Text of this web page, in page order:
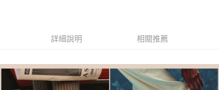
※ 交易是否成功請以「AFTEE先享後付 」之結帳頁面顯示為準，若有關於
【注意事項】
１．透過由恩沛科技股份有限公司提供之「AFTEE先享後付」服務完成之交
宅配-離島
每筆NT$120，滿NT$1,000(含以上)免運費
詳細說明 相關推薦